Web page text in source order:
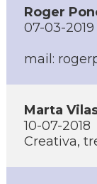
Roger
07-03-2019
mail:
Marta
10-07-2018
Creativa,